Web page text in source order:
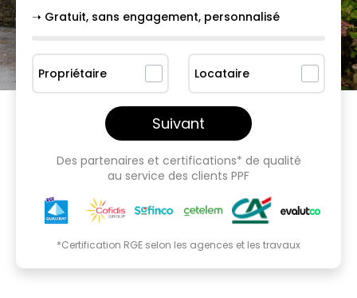
➝ Gratuit, sans engagement, personnalisé
Propriétaire Locataire
Suivant
Des partenaires et certifications* de qualité
au service des clients PPF
*Certification RGE selon les agences et les travaux